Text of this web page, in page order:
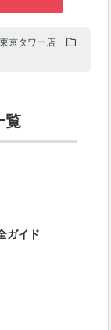
京タワー店
覧
ガイド